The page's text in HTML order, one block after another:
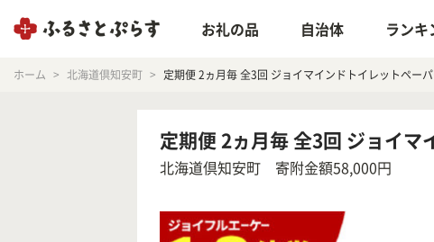
お礼の品 自治体 ランキ
ホーム 北海道倶知安町 定期便 2ヵ月毎 全3回 ジョイマインドトイレットペ
定期便 2ヵ月毎 全3回 ジョイ
北海道倶知安町 寄附金額58,000円